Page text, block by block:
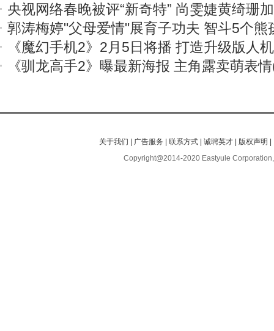
央视网络春晚被评“新奇特” 尚雯婕黄绮珊
郭涛梅婷"父母爱情"展育子功夫 智斗5个熊
《魔幻手机2》2月5日将播 打造升级版人
《驯龙高手2》曝最新海报 主角露卖萌表
关于我们 | 广告服务 |联系方式 |诚聘英才 | 版权声明 |
Copyright@2014-2020 Eastyule